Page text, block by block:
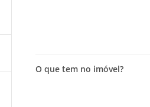
O que tem no imóvel?